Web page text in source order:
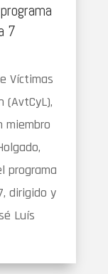
7
Víctimas
(AvtCyL),
miembro
programa
dirigido y
Luís